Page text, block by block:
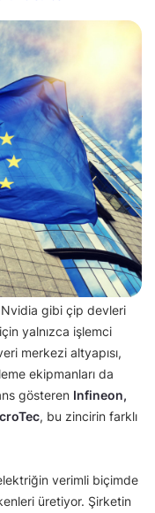
gibi çip devleri
yalnızca işlemci
merkezi altyapısı,
ekipmanları da
gösteren Infineon,
, bu zincirin farklı
verimli biçimde
üretiyor. Şirketin